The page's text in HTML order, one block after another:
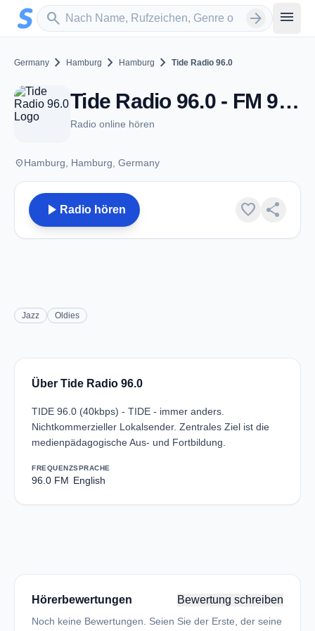
Zum Hauptinhalt springen
search
Sender suchen arrow_forward menu
Germany chevron_right Hamburg chevron_right Hamburg chevron_right Tide Radio 96.0
Tide Radio 96.0 - FM 96.0 - Hamburg
Radio online hören
placeHamburg, Hamburg, Germany
play_arrow Radio hören favorite share
Jazz Oldies
Über Tide Radio 96.0
TIDE 96.0 (40kbps) - TIDE - immer anders.
Nichtkommerzieller Lokalsender. Zentrales Ziel ist die
medienpädagogische Aus- und Fortbildung.
FREQUENZ
96.0 FM
SPRACHE
English
Hörerbewertungen Bewertung schreiben
Noch keine Bewertungen. Seien Sie der Erste, der seine